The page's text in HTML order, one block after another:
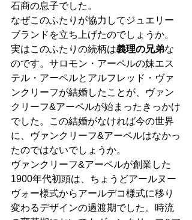
石商の息子でした。
なぜこのふたりが協力してジュエリー
ブランドを立ち上げたのでしょうか。
実はこのふたりの続柄は義理の兄弟な
のです。サロモン・アーペルの妹エス
テル・アーペルとアルフレッド・ヴァ
ンクリーフが結婚したことが、ヴァン
クリーフ&アーペルが始まったきっかけ
でした。この結婚がなければ今の世界
に、ヴァンクリーフ&アーペルはなかっ
たのではないでしょうか。
ヴァンクリーフ&アーペルが創業した
1900年代初頭は、ちょうどアールヌー
ヴォー様式からアールデコ様式に移り
変わるデザインの過渡期でした。時流